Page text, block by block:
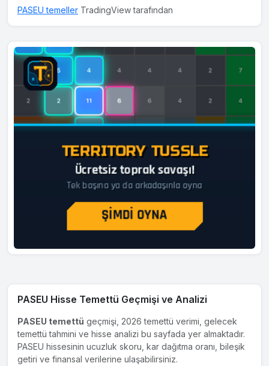
PASEU temeller TradingView tarafından
PASEU Hisse Temettü Geçmişi ve Analizi
PASEU temettü geçmişi, 2026 temettü verimi, gelecek
temettü tahmini ve hisse analizi bu sayfada yer almaktadır.
PASEU hissesinin ucuzluk skoru, kar dağıtma oranı, bileşik
getiri ve finansal verilerine ulaşabilirsiniz.